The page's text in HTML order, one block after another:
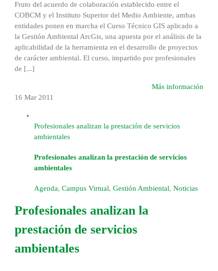
Fruto del acuerdo de colaboración establecido entre el
COBCM y el Instituto Superior del Medio Ambiente, ambas
entidades ponen en marcha el Curso Técnico GIS aplicado a
la Gestión Ambiental ArcGis, una apuesta por el análisis de la
aplicabilidad de la herramienta en el desarrollo de proyectos
de carácter ambiental. El curso, impartido por profesionales
de [...]
Más información
16 Mar 2011
Profesionales analizan la prestación de servicios
ambientales
Profesionales analizan la prestación de servicios
ambientales
Agenda, Campus Virtual, Gestión Ambiental, Noticias
Profesionales analizan la
prestación de servicios
ambientales